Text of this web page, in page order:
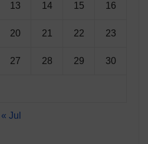
13 14 15 16
20 21 22 23
27 28 29 30
« Jul